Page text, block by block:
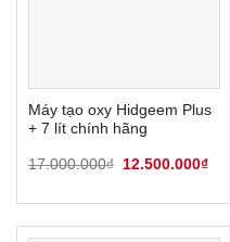
Máy tạo oxy Hidgeem Plus
+ 7 lít chính hãng
17.000.000₫
Giá
17.000.000₫.
12.500.000₫Giá
là: